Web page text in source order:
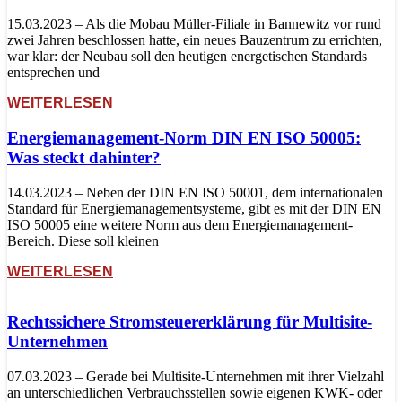
15.03.2023 – Als die Mobau Müller-Filiale in Bannewitz vor rund
zwei Jahren beschlossen hatte, ein neues Bauzentrum zu errichten,
war klar: der Neubau soll den heutigen energetischen Standards
entsprechen und
WEITERLESEN
Energiemanagement-Norm DIN EN ISO 50005:
Was steckt dahinter?
14.03.2023 – Neben der DIN EN ISO 50001, dem internationalen
Standard für Energiemanagementsysteme, gibt es mit der DIN EN
ISO 50005 eine weitere Norm aus dem Energiemanagement-
Bereich. Diese soll kleinen
WEITERLESEN
Rechtssichere Stromsteuererklärung für Multisite-
Unternehmen
07.03.2023 – Gerade bei Multisite-Unternehmen mit ihrer Vielzahl
an unterschiedlichen Verbrauchsstellen sowie eigenen KWK- oder